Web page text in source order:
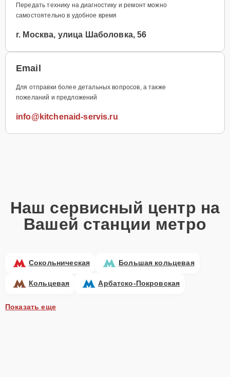
Передать технику на диагностику и ремонт можно
самостоятельно в удобное время
г. Москва, улица Шаболовка, 56
Email
Для отправки более детальных вопросов, а также
пожеланий и предложений
info@kitchenaid-servis.ru
Наш сервисный центр на
Вашей станции метро
Сокольническая Большая кольцевая
Кольцевая Арбатско-Покровская
Показать еще